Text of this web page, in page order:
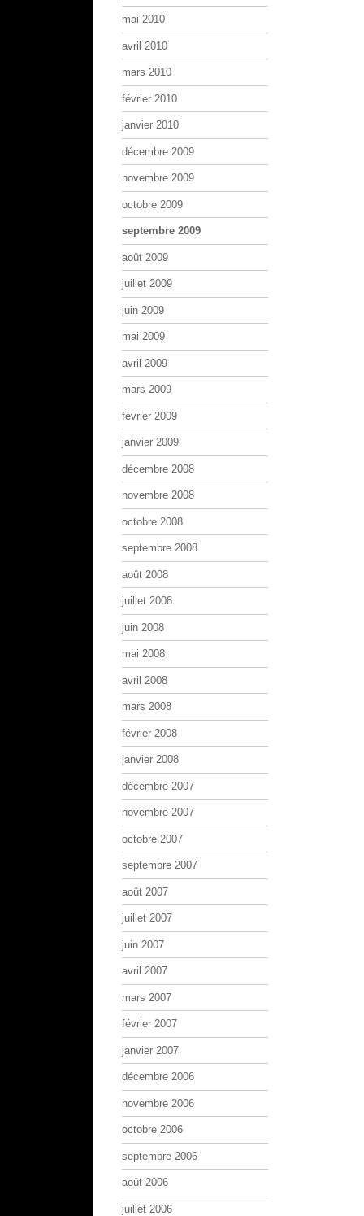
mai 2010
avril 2010
mars 2010
février 2010
janvier 2010
décembre 2009
novembre 2009
octobre 2009
septembre 2009
août 2009
juillet 2009
juin 2009
mai 2009
avril 2009
mars 2009
février 2009
janvier 2009
décembre 2008
novembre 2008
octobre 2008
septembre 2008
août 2008
juillet 2008
juin 2008
mai 2008
avril 2008
mars 2008
février 2008
janvier 2008
décembre 2007
novembre 2007
octobre 2007
septembre 2007
août 2007
juillet 2007
juin 2007
avril 2007
mars 2007
février 2007
janvier 2007
décembre 2006
novembre 2006
octobre 2006
septembre 2006
août 2006
juillet 2006